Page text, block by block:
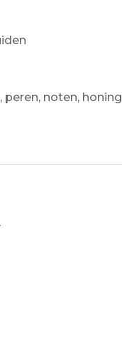
noten, honing